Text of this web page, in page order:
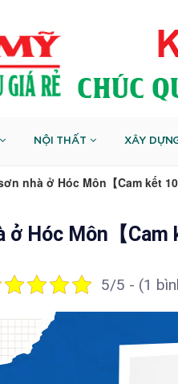
NỘI THẤT XÂY
nhà ở Hóc Môn【Cam kết
Hóc Môn【Cam
5/5 - (1